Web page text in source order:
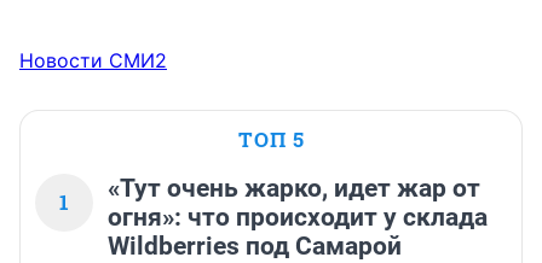
Новости СМИ2
ТОП 5
1
«Тут очень жарко, идет жар от
огня»: что происходит у склада
Wildberries под Самарой